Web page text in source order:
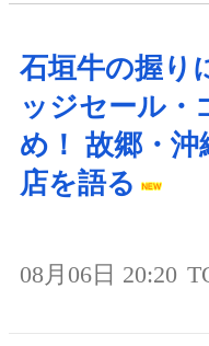
石垣牛の握り
ッジセール・
め！ 故郷・
店を語る
08月06日 20:20